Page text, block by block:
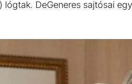
lógtak. DeGeneres sajtósai